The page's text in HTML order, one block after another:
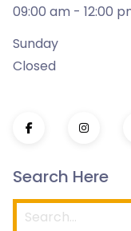
09:00 am - 12:00
Sunday
Closed
Search Here